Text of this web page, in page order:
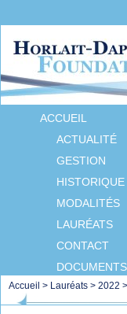
ACCUEIL
ACTUALITÉ
GESTION
HISTORIQUE
MODALITÉS
LAURÉATS
CONTACT
DOCUMENTS
Accueil > Lauréats > 2022 >